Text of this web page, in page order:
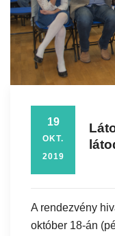
19
OKT.
2019
A rendezvény
október 18-án